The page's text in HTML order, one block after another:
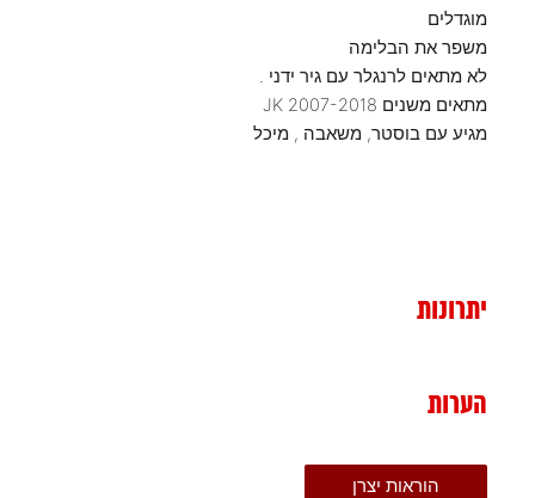
מוגדלים
משפר את הבלימה
לא מתאים לרנגלר עם גיר ידני .
מתאים משנים 2007-2018 JK
מגיע עם בוסטר, משאבה , מיכל
יתרונות
הערות
הוראות יצרן